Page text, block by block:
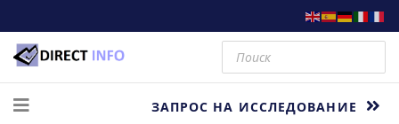
ЗАПРОС НА ИССЛЕДОВАНИЕ